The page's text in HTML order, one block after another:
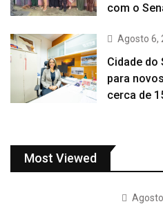
com o
Agosto 6,
Cidade do
para
cerca de
Most Viewed